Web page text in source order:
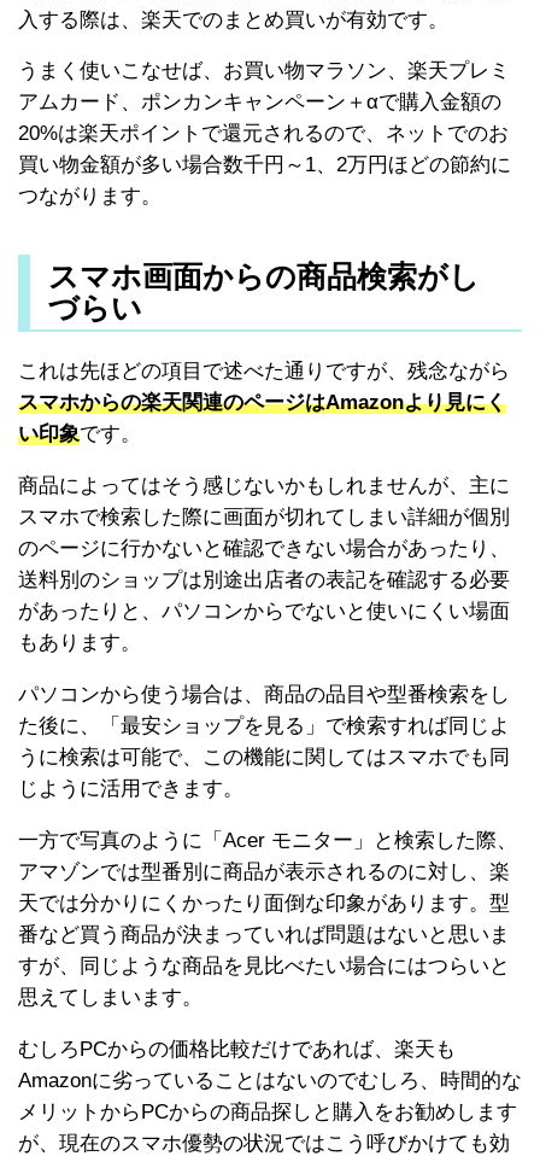
入する際は、楽天でのまとめ買いが有効です。
うまく使いこなせば、お買い物マラソン、楽天プレミ
アムカード、ポンカンキャンペーン＋αで購入金額の
20%は楽天ポイントで還元されるので、ネットでのお
買い物金額が多い場合数千円～1、2万円ほどの節約に
つながります。
スマホ画面からの商品検索がし
づらい
これは先ほどの項目で述べた通りですが、残念ながら
スマホからの楽天関連のページはAmazonより見にく
い印象です。
商品によってはそう感じないかもしれませんが、主に
スマホで検索した際に画面が切れてしまい詳細が個別
のページに行かないと確認できない場合があったり、
送料別のショップは別途出店者の表記を確認する必要
があったりと、パソコンからでないと使いにくい場面
もあります。
パソコンから使う場合は、商品の品目や型番検索をし
た後に、「最安ショップを見る」で検索すれば同じよ
うに検索は可能で、この機能に関してはスマホでも同
じように活用できます。
一方で写真のように「Acer モニター」と検索した際、
アマゾンでは型番別に商品が表示されるのに対し、楽
天では分かりにくかったり面倒な印象があります。型
番など買う商品が決まっていれば問題はないと思いま
すが、同じような商品を見比べたい場合にはつらいと
思えてしまいます。
むしろPCからの価格比較だけであれば、楽天も
Amazonに劣っていることはないのでむしろ、時間的な
メリットからPCからの商品探しと購入をお勧めします
が、現在のスマホ優勢の状況ではこう呼びかけても効